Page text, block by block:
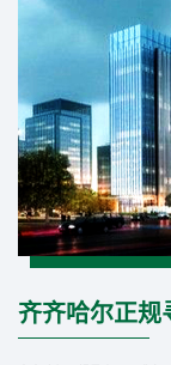
齐齐哈尔正规